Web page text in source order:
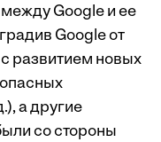
Google и ее
Google от
развитием новых
а другие
со стороны